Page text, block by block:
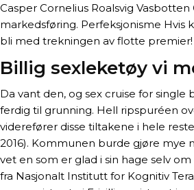
Casper Cornelius Roalsvig
markedsføring. Perfeksjonisme
bli med trekningen av flotte premier!
Billig sexleketøy vi
Da vant den, og sex cruise for
ferdig til grunning. Hell ripspuréen
viderefører disse tiltakene i hele
2016). Kommunen burde gjøre mye
vet en som er glad i sin hage selv
fra Nasjonalt Institutt for Kognitiv